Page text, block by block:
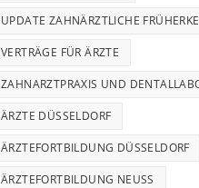
UPDATE ZAHNÄRZTLICHE
VERTRÄGE FÜR ÄRZTE
ZAHNARZTPRAXIS UND
ÄRZTE DÜSSELDORF
ÄRZTEFORTBILDUNG DÜSSELDORF
ÄRZTEFORTBILDUNG NEUSS